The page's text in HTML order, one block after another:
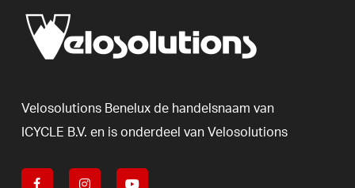
Velosolutions Benelux de handelsnaam van
ICYCLE B.V. en is onderdeel van Velosolutions